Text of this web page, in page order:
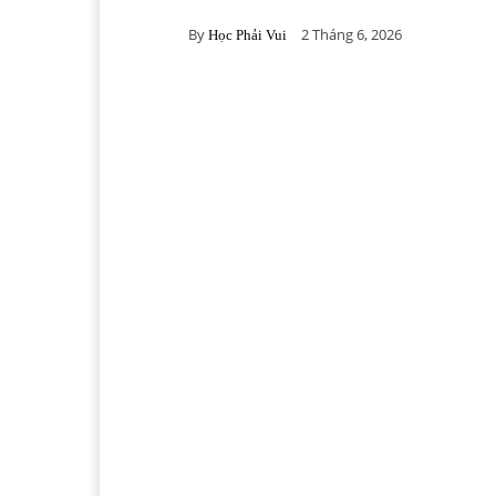
By Học Phải Vui 2 Tháng 6, 2026